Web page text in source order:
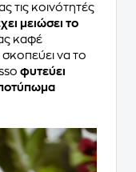
τις κοινότητές
μειώσει το
καφέ
σκοπεύει να το
φυτεύει